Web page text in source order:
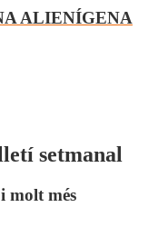
ALIENÍGENA
setmanal
molt més